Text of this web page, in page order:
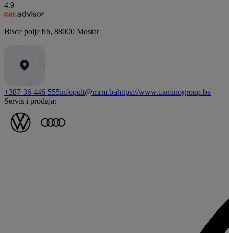
4.9
Bisce polje bb, 88000 Mostar
+387 36 446 555infopult@mrm.bahttps://www.caminogroup.ba
Servis i prodaja: